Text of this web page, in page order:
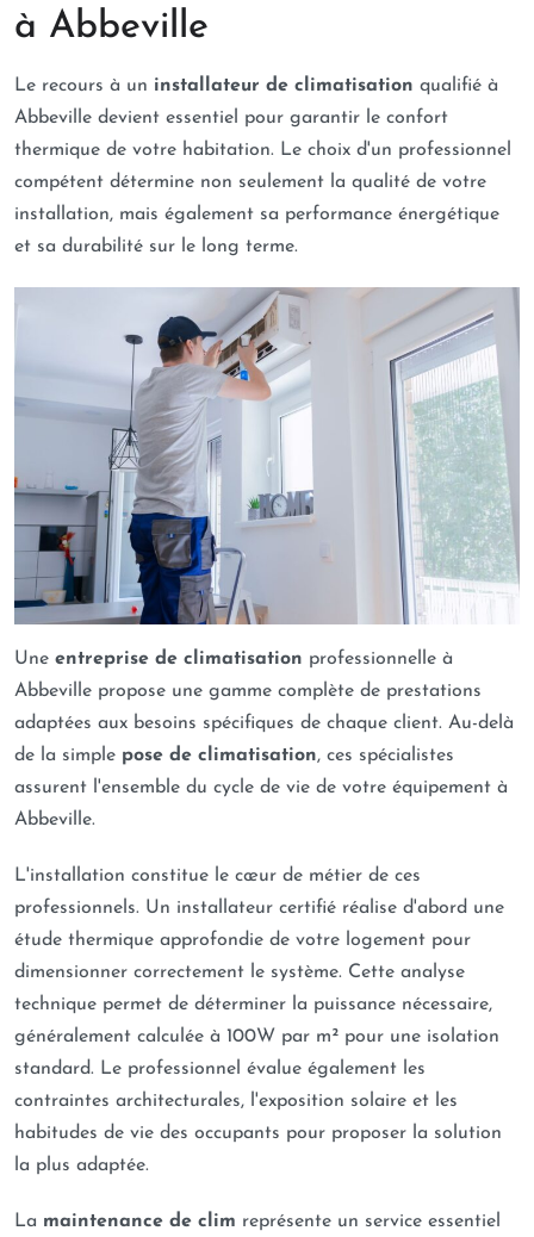
à Abbeville
Le recours à un installateur de climatisation qualifié à
Abbeville devient essentiel pour garantir le confort
thermique de votre habitation. Le choix d'un professionnel
compétent détermine non seulement la qualité de votre
installation, mais également sa performance énergétique
et sa durabilité sur le long terme.
Une entreprise de climatisation professionnelle à
Abbeville propose une gamme complète de prestations
adaptées aux besoins spécifiques de chaque client. Au-delà
de la simple pose de climatisation, ces spécialistes
assurent l'ensemble du cycle de vie de votre équipement à
Abbeville.
L'installation constitue le cœur de métier de ces
professionnels. Un installateur certifié réalise d'abord une
étude thermique approfondie de votre logement pour
dimensionner correctement le système. Cette analyse
technique permet de déterminer la puissance nécessaire,
généralement calculée à 100W par m² pour une isolation
standard. Le professionnel évalue également les
contraintes architecturales, l'exposition solaire et les
habitudes de vie des occupants pour proposer la solution
la plus adaptée.
La maintenance de clim représente un service essentiel